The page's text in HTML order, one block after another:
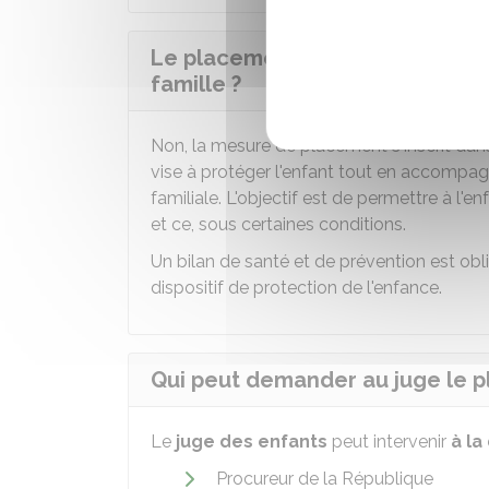
Le placement d'un enfant
famille ?
Non, la mesure de placement s'inscrit
vise à protéger l'enfant tout en
familiale. L'objectif est de permettre à
et ce, sous certaines conditions.
Un bilan de santé et de prévention est
dispositif de protection de l'enfance.
Qui peut demander au juge le
Le juge des enfants peut intervenir à la
Procureur de la République